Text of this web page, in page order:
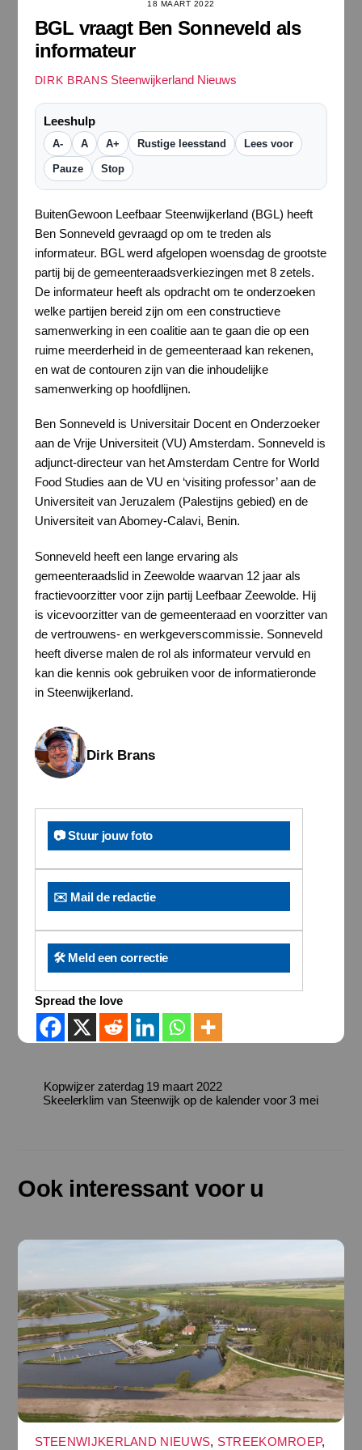
18 MAART 2022
BGL vraagt Ben Sonneveld als
informateur
DIRK BRANS Steenwijkerland Nieuws
Leeshulp
A- A A+ Rustige leesstand Lees voor
Pauze Stop
BuitenGewoon Leefbaar Steenwijkerland (BGL) heeft
Ben Sonneveld gevraagd op om te treden als
informateur. BGL werd afgelopen woensdag de grootste
partij bij de gemeenteraadsverkiezingen met 8 zetels.
De informateur heeft als opdracht om te onderzoeken
welke partijen bereid zijn om een constructieve
samenwerking in een coalitie aan te gaan die op een
ruime meerderheid in de gemeenteraad kan rekenen,
en wat de contouren zijn van die inhoudelijke
samenwerking op hoofdlijnen.
Ben Sonneveld is Universitair Docent en Onderzoeker
aan de Vrije Universiteit (VU) Amsterdam. Sonneveld is
adjunct-directeur van het Amsterdam Centre for World
Food Studies aan de VU en ‘visiting professor’ aan de
Universiteit van Jeruzalem (Palestijns gebied) en de
Universiteit van Abomey-Calavi, Benin.
Sonneveld heeft een lange ervaring als
gemeenteraadslid in Zeewolde waarvan 12 jaar als
fractievoorzitter voor zijn partij Leefbaar Zeewolde. Hij
is vicevoorzitter van de gemeenteraad en voorzitter van
de vertrouwens- en werkgeverscommissie. Sonneveld
heeft diverse malen de rol als informateur vervuld en
kan die kennis ook gebruiken voor de informatieronde
in Steenwijkerland.
Dirk Brans
📷 Stuur jouw foto
✉️ Mail de redactie
🛠️ Meld een correctie
Spread the love
Kopwijzer zaterdag 19 maart 2022
Skeelerklim van Steenwijk op de kalender voor 3 mei
Ook interessant voor u
STEENWIJKERLAND NIEUWS, STREEKOMROEP,